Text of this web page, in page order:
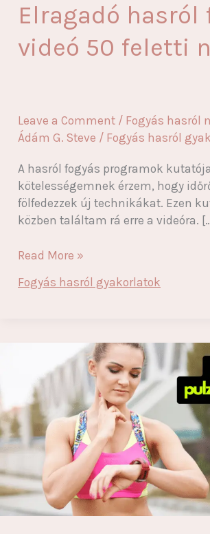
Elragadó hasról
videó 50 feletti
Leave a Comment / Fogyás hasról
Ádám G. Steve / Fogyás hasról
A hasról fogyás programok
kötelességemnek érzem, hogy
fölfedezzek új technikákat. Ezen
közben találtam rá erre a videóra.
Elragadó
fogyás
Read More »
Fogyás hasról gyakorlatok